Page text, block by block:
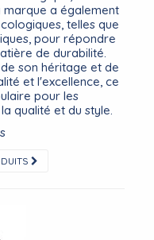
a également
telles que
pour répondre
de durabilité.
son héritage et de
et l'excellence, ce
pour les
qualité et du style.